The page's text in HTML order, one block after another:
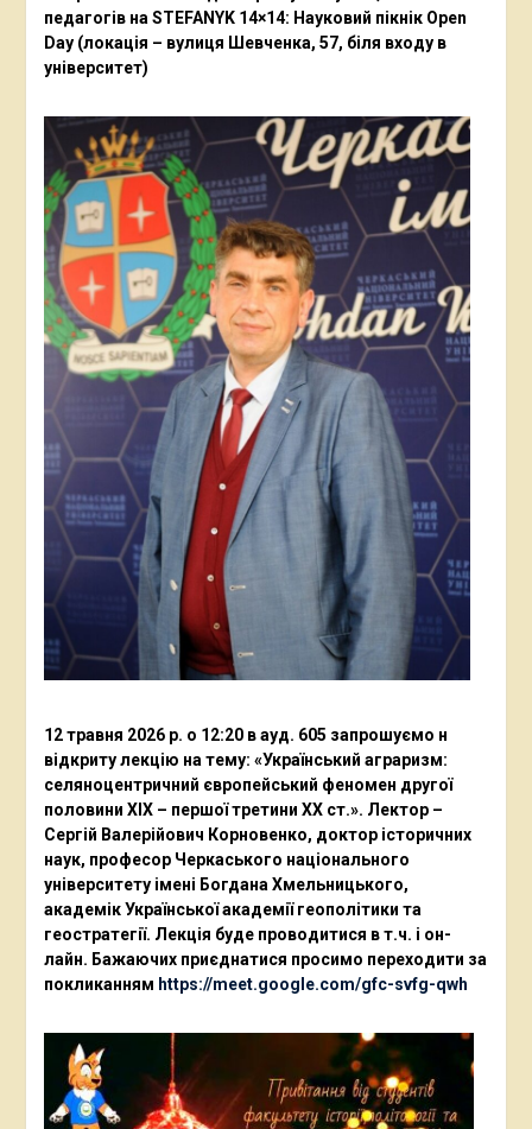
педагогів на STEFANYK 14×14: Науковий пікнік Open
Day (локація – вулиця Шевченка, 57, біля входу в
університет)
12 травня 2026 р. о 12:20 в ауд. 605 запрошуємо н
відкриту лекцію на тему: «Український аграризм:
селяноцентричний європейський феномен другої
половини ХІХ – першої третини ХХ ст.». Лектор –
Сергій Валерійович Корновенко, доктор історичних
наук, професор Черкаського національного
університету імені Богдана Хмельницького,
академік Української академії геополітики та
геостратегії. Лекція буде проводитися в т.ч. і он-
лайн. Бажаючих приєднатися просимо переходити за
покликанням https://meet.google.com/gfc-svfg-qwh